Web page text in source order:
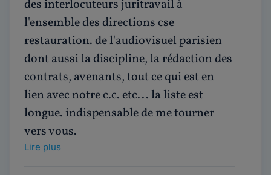
des interlocuteurs juritravail à
l'ensemble des directions cse
restauration. de l'audiovisuel parisien
dont aussi la discipline, la rédaction des
contrats, avenants, tout ce qui est en
lien avec notre c.c. etc... la liste est
longue. indispensable de me tourner
vers vous.
Lire plus